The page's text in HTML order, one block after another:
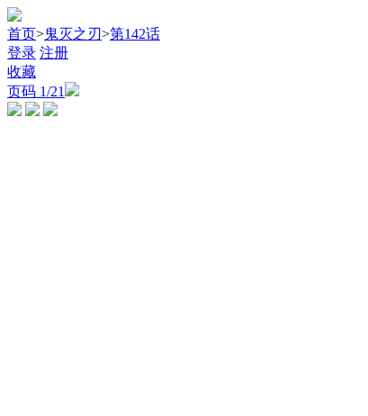
首页>鬼灭之刃>第142话
登录 注册
收藏
页码 1/21